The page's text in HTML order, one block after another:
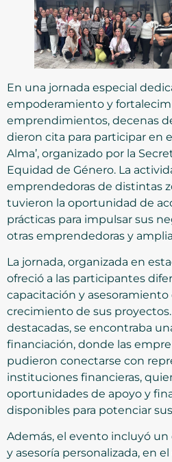
En una jornada especial
empoderamiento y
emprendimientos, decenas
dieron cita para participar en
Alma’, organizado por la
Equidad de Género. La
emprendedoras de distintas
tuvieron la oportunidad de
prácticas para impulsar sus
otras emprendedoras y
La jornada, organizada en
ofreció a las participantes
capacitación y asesoramiento
crecimiento de sus
destacadas, se encontraba
financiación, donde las
pudieron conectarse con
instituciones financieras,
oportunidades de apoyo y
disponibles para potenciar
Además, el evento incluyó
y asesoría personalizada, en el